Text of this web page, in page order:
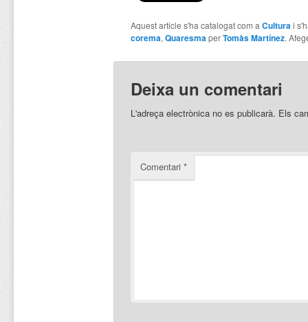
Aquest article s'ha catalogat com aCulturai
corema,QuaresmaperTomàs Martínez.
Deixa un comentari
L'adreça electrònica no es publicarà. Els
Comentari *